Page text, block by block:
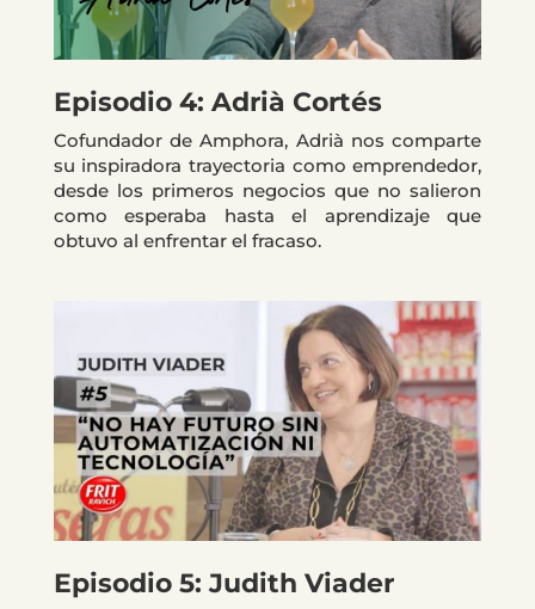
Episodio 4: Adrià Cortés
Cofundador de Amphora, Adrià nos comparte
su inspiradora trayectoria como emprendedor,
desde los primeros negocios que no salieron
como esperaba hasta el aprendizaje que
obtuvo al enfrentar el fracaso.
Episodio 5: Judith Viader